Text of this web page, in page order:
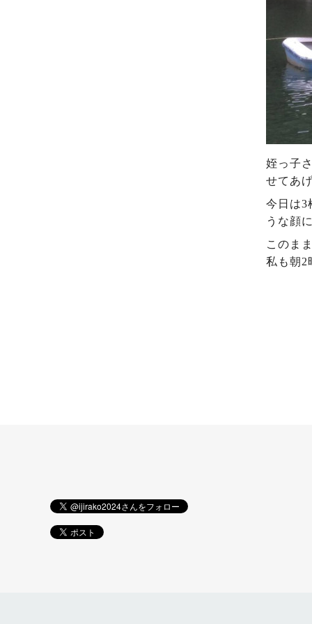
姪っ子
せてあ
今日は3
うな顔
このま
私も朝2